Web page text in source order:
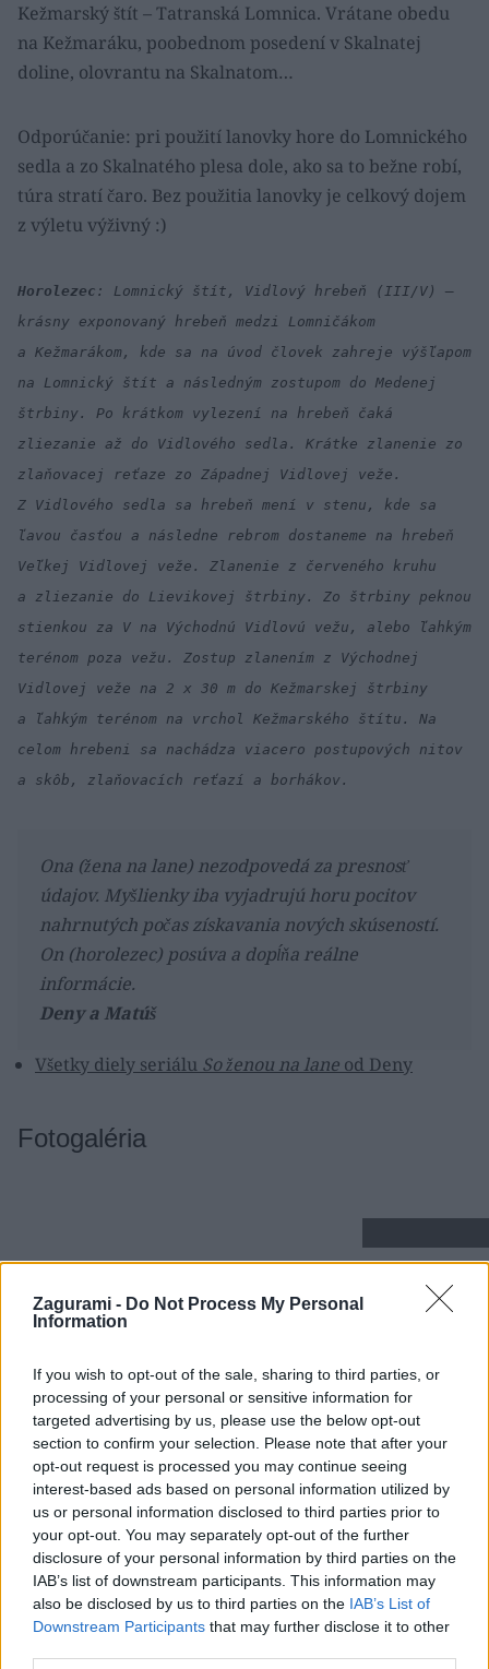
Zagurami - Do Not Process My Personal
Information
If you wish to opt-out of the sale, sharing to third parties, or
processing of your personal or sensitive information for
targeted advertising by us, please use the below opt-out
section to confirm your selection. Please note that after your
opt-out request is processed you may continue seeing
interest-based ads based on personal information utilized by
us or personal information disclosed to third parties prior to
your opt-out. You may separately opt-out of the further
disclosure of your personal information by third parties on the
IAB’s list of downstream participants. This information may
also be disclosed by us to third parties on the IAB’s List of
Downstream Participants that may further disclose it to other
Kežmarský štít – Tatranská Lomnica. Vrátane obedu
na Kežmaráku, poobednom posedení v Skalnatej
doline, olovrantu na Skalnatom…
Odporúčanie: pri použití lanovky hore do Lomnického
sedla a zo Skalnatého plesa dole, ako sa to bežne robí,
túra stratí čaro. Bez použitia lanovky je celkový dojem
z výletu výživný :)
Horolezec : Lomnický štít, Vidlový hrebeň (III/V) –
krásny exponovaný hrebeň medzi Lomničákom
a Kežmarákom, kde sa na úvod človek zahreje výšľapom
na Lomnický štít a následným zostupom do Medenej
štrbiny. Po krátkom vylezení na hrebeň čaká
zliezanie až do Vidlového sedla. Krátke zlanenie zo
zlaňovacej reťaze zo Západnej Vidlovej veže.
Z Vidlového sedla sa hrebeň mení v stenu, kde sa
ľavou časťou a následne rebrom dostaneme na hrebeň
Veľkej Vidlovej veže. Zlanenie z červeného kruhu
a zliezanie do Lievikovej štrbiny. Zo štrbiny peknou
stienkou za V na Východnú Vidlovú vežu, alebo ľahkým
terénom poza vežu. Zostup zlanením z Východnej
Vidlovej veže na 2 x 30 m do Kežmarskej štrbiny
a ľahkým terénom na vrchol Kežmarského štítu. Na
celom hrebeni sa nachádza viacero postupových nitov
a skôb, zlaňovacích reťazí a borhákov.
Ona (žena na lane) nezodpovedá za presnosť
údajov. Myšlienky iba vyjadrujú horu pocitov
nahrnutých počas získavania nových skúseností.
On (horolezec) posúva a dopĺňa reálne
informácie.
Deny a Matúš
Všetky diely seriálu So ženou na lane od Deny
Fotogaléria
Post
#Skalnatá dolina
#Vysoké Tatry
Podobné články